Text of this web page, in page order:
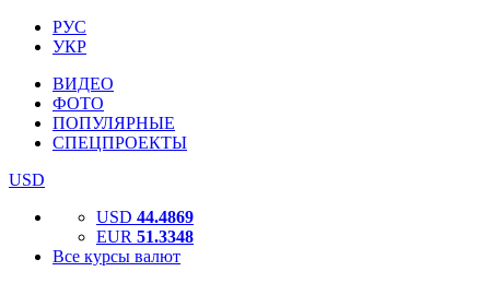
РУС
УКР
ВИДЕО
ФОТО
ПОПУЛЯРНЫЕ
СПЕЦПРОЕКТЫ
USD
USD 44.4869
EUR 51.3348
Все курсы валют